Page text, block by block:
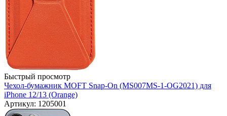
Быстрый просмотр
Чехол-бумажник MOFT Snap-On (MS007MS-1-OG2021) для
iPhone 12/13 (Orange)
Артикул: 1205001